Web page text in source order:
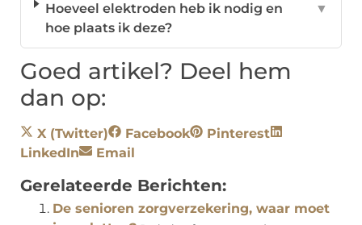
Hoeveel elektroden heb ik nodig en
hoe plaats ik deze?
▼
Goed artikel? Deel hem
dan op:
X (Twitter) Facebook
Pinterest
LinkedIn
Email
Gerelateerde Berichten:
De senioren zorgverzekering, waar moet